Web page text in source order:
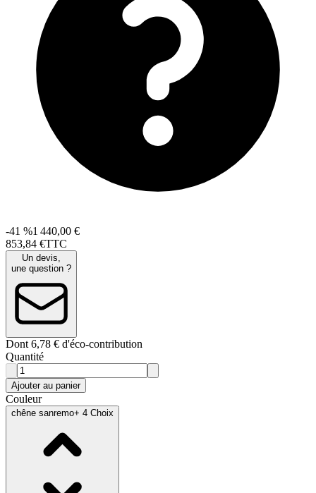
-41 %1 440,00 €
853,84 €TTC
Un devis,
une question ?
Dont 6,78 € d'éco-contribution
Quantité
Ajouter au panier
Couleur
chêne sanremo+ 4 Choix